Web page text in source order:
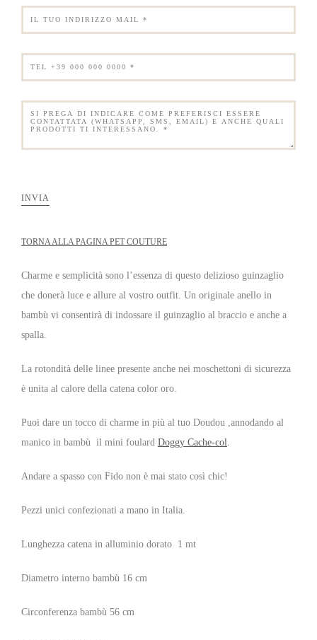
INVIA
TORNA ALLA PAGINA PET COUTURE
Charme e semplicità sono l’essenza di questo delizioso guinzaglio
che donerà luce e allure al vostro outfit. Un originale anello in
bambù vi consentirà di indossare il guinzaglio al braccio e anche a
spalla.
La rotondità delle linee presente anche nei moschettoni di sicurezza
è unita al calore della catena color oro.
Puoi dare un tocco di charme in più al tuo Doudou ,annodando al
manico in bambù il mini foulard Doggy Cache-col.
Andare a spasso con Fido non è mai stato così chic!
Pezzi unici confezionati a mano in Italia.
Lunghezza catena in alluminio dorato 1 mt
Diametro interno bambù 16 cm
Circonferenza bambù 56 cm